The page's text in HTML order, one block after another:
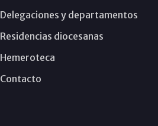
Delegaciones y departamentos
Residencias diocesanas
Hemeroteca
Contacto